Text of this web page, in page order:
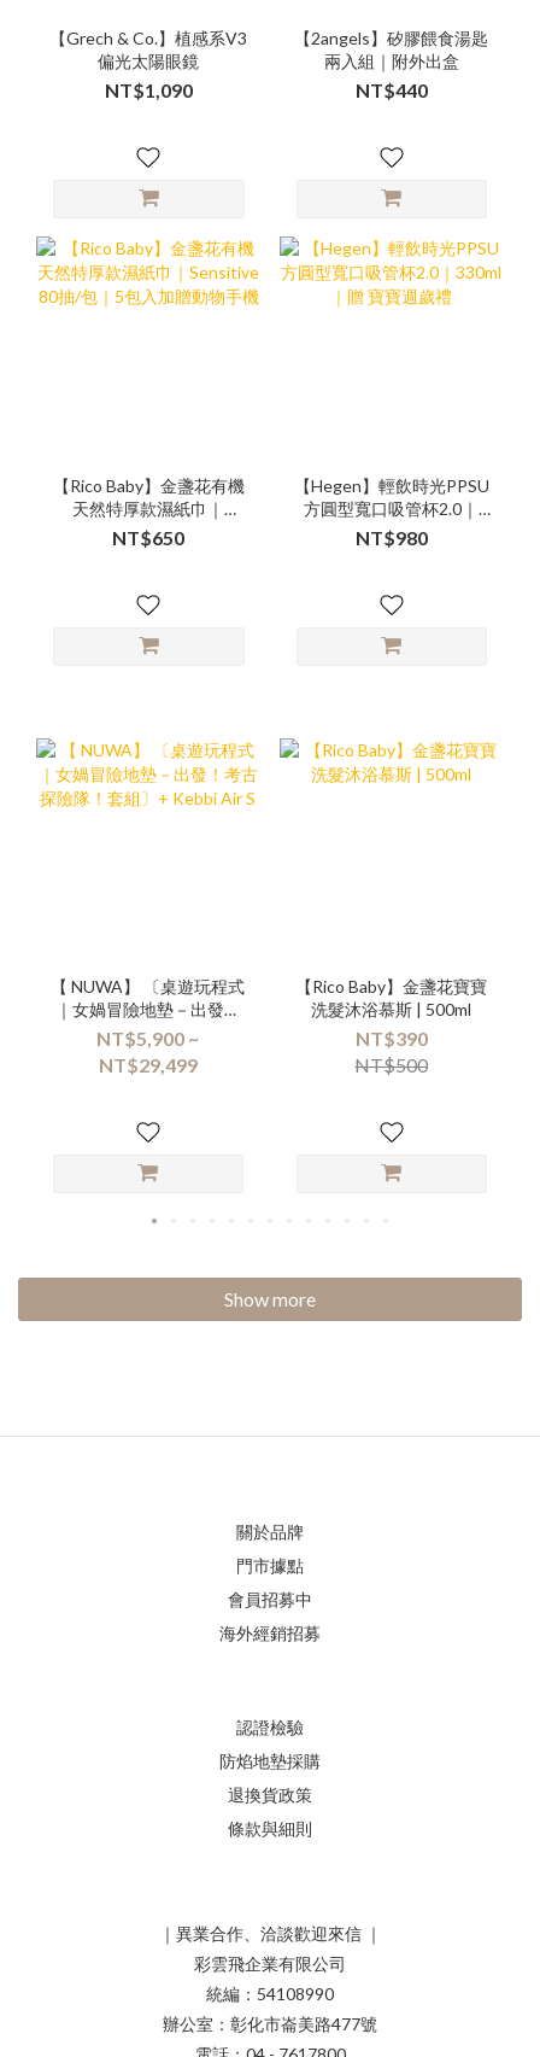
【Grech & Co.】植感系V3
偏光太陽眼鏡
NT$1,090
【2angels】矽膠餵食湯匙
兩入組｜附外出盒
NT$440
【Rico Baby】⾦盞花有機
天然特厚款濕紙⼱｜
Sensitive 80抽/包｜5包入
加贈動物手機
NT$650
【Hegen】輕飲時光PPSU
方圓型寬口吸管杯2.0｜
330ml｜贈 寶寶週歲禮
NT$980
【 NUWA】 〔桌遊玩程式
｜女媧冒險地墊－出發！
考古探險隊！套組〕+
Kebbi Air S
NT$5,900 ~
NT$29,499
【Rico Baby】金盞花寶寶
洗髮沐浴慕斯 | 500ml
NT$390
NT$500
Show more
關於品牌
門市據點
會員招募中
海外經銷招募
認證檢驗
防焰地墊採購
退換貨政策
條款與細則
｜異業合作、洽談歡迎來信 ｜
彩雲飛企業有限公司
統編：54108990
辦公室：彰化市崙美路477號